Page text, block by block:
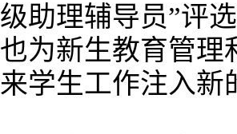
级助理辅导员”评
也为新生教育管理
来学生工作注入新